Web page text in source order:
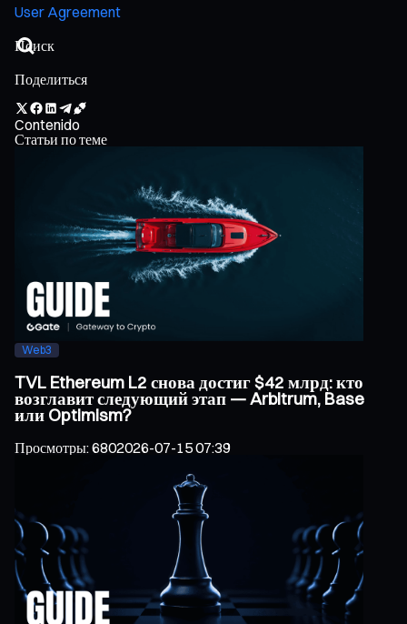
User Agreement
Поделиться
Contenido
Статьи по теме
Web3
TVL Ethereum L2 снова достиг $42 млрд: кто
возглавит следующий этап — Arbitrum, Base
или Optimism?
Просмотры:6802026-07-15 07:39